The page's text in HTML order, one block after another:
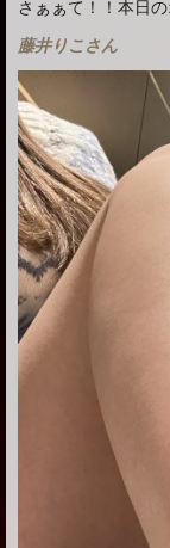
さぁぁて！！本日の
藤井りこさん